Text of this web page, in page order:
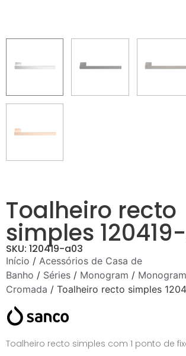
Toalheiro recto
simples
SKU: 120419-a03
Início / Acessórios de Casa de
Banho / Séries / Monogram / Monogram
Cromada / Toalheiro recto simples
Toalheiro recto simples com 1 ponto de